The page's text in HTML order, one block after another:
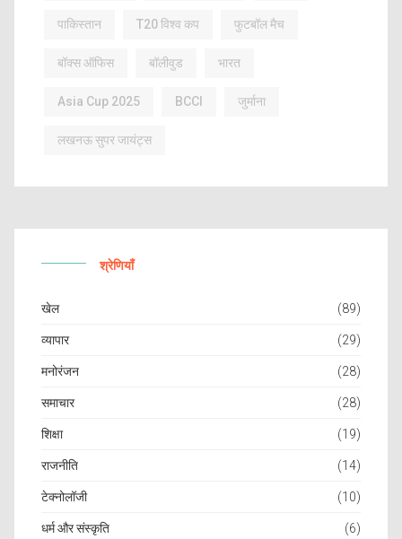
पाकिस्तान T20 विश्व कप फुटबॉल मैच
बॉक्स ऑफिस बॉलीवुड भारत
Asia Cup 2025 BCCI जुर्माना
लखनऊ सुपर जायंट्स
श्रेणियाँ
खेल (89)
व्यापार (29)
मनोरंजन (28)
समाचार (28)
शिक्षा (19)
राजनीति (14)
टेक्नोलॉजी (10)
धर्म और संस्कृति (6)